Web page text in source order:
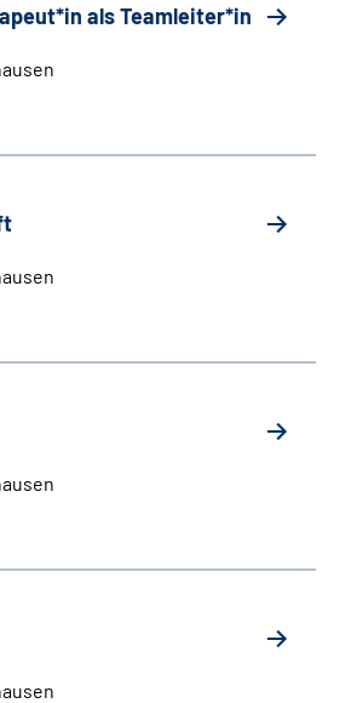
als Teamleiter*in